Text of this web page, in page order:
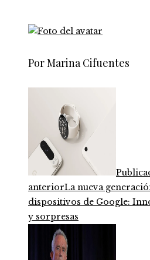
Por Marina Cifuentes
anteriorLa nueva
dispositivos de Google:
y sorpresas